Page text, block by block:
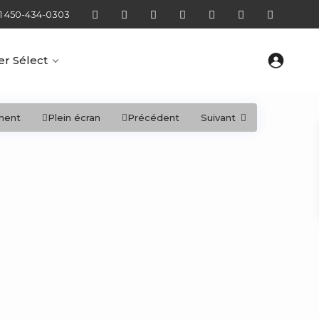
450-434-0303
Sélect
Plein écran Précédent Suivant